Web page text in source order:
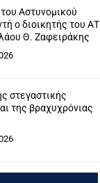
Αστυνομικού
ο διοικητής του ΑΤ
Θ. Ζαφειράκης
στεγαστικής
της βραχυχρόνιας